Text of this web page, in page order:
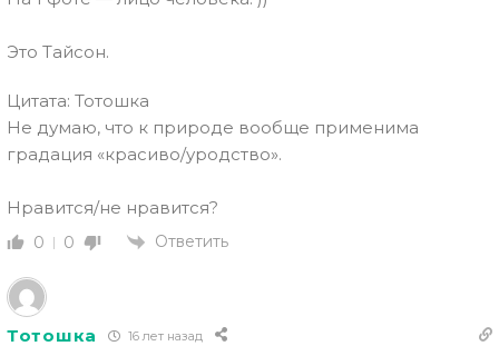
Это Тайсон.
Цитата: Тотошка
Не думаю, что к природе вообще применима
градация «красиво/уродство».
Нравится/не нравится?
0 0 Ответить
Тотошка 16 лет назад